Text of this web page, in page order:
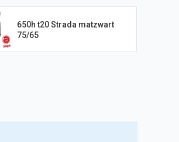
650h t20 Strada matzwart
75/65